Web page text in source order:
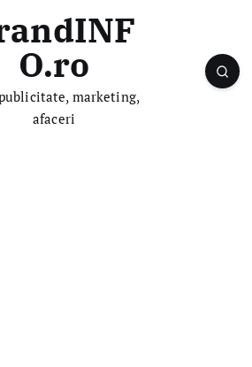
O.ro
marketing,
afaceri